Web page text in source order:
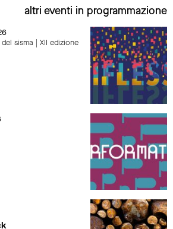
altri eventi in programmazione
sisma | XII edizione